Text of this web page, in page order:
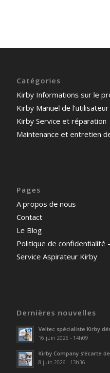
Catégories
Kirby Informations sur le
Kirby Manuel de l'utilisateur
Kirby Service et réparation
Maintenance et entretien
Pages
A propos de nous
Contact
Le Blog
Politique de confidentialité
Service Aspirateur Kirby
Dernières nouvelles
Veltec spécialiste Kirby
16 juin 2026 - 14h09
Kirby Company s’écarte
8 juin 2026 - 13h36